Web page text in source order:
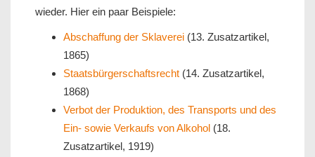
wieder. Hier ein paar Beispiele:
Abschaffung der Sklaverei (13. Zusatzartikel,
1865)
Staatsbürgerschaftsrecht (14. Zusatzartikel,
1868)
Verbot der Produktion, des Transports und des
Ein- sowie Verkaufs von Alkohol (18.
Zusatzartikel, 1919)